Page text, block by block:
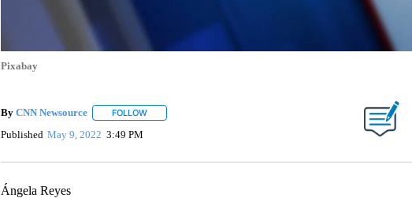
Pixabay
By CNN Newsource FOLLOWFOLLOW "" TO RECEIVE NOTIFICATIONS ABOUT NEW PAGES ON
Published May 9, 2022 3:49 PM
Ángela Reyes